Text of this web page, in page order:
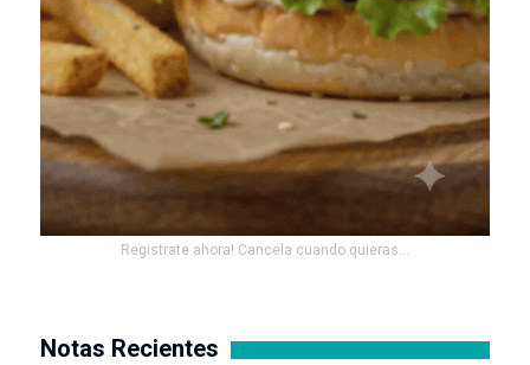
Registrate ahora! Cancela cuando quieras...
Notas Recientes